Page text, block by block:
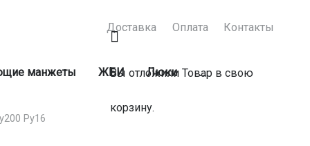
Доставка Оплата Контакты
манжеты ЖБИ Люки …
Вы отложилиТовар в свою
корзину.
Ру16